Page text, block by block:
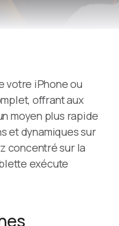
votre iPhone ou
offrant aux
moyen plus rapide
et dynamiques sur
concentré sur la
exécute